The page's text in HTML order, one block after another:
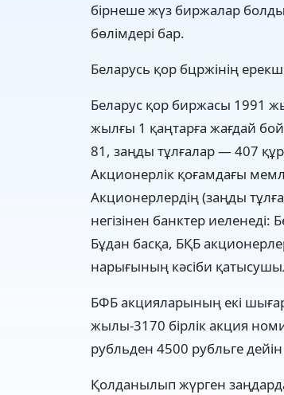
бірнеше жүз биржалар
бөлімдері бар.
Беларусь қор бцржінің
Беларус қор биржасы 1991
жылғы 1 қаңтарға жағдай
81, заңды тұлғалар — 407
Акционерлік қоғамдағы
Акционерлердің (заңды
негізінен банктер
Бұдан басқа, БҚБ
нарығының кәсіби
БФБ акцияларының екі
жылы-3170 бірлік акция
рубльден 4500 рубльге
Қолданылып жүрген